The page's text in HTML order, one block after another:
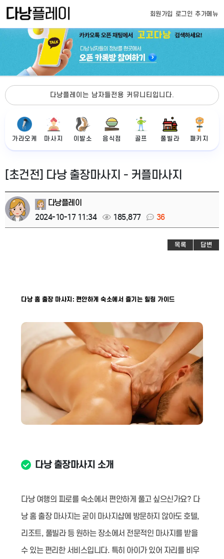
회원가입 로그인 추가메뉴
다낭플레이는 남자들전용 커뮤니티입니다.
가라오케 마사지 이발소 음식점 골프 풀빌라 패키지
[초건전] 다낭 출장마사지 - 커플마사지
다낭플레이
2024-10-17 11:34
185,877 36
목록 답변
다낭 홈 출장 마사지: 편안하게 숙소에서 즐기는 힐링 가이드
다낭 출장마사지 소개
다낭 여행의 피로를 숙소에서 편안하게 풀고 싶으신가요? 다
낭 홈 출장 마사지는 굳이 마사지샵에 방문하지 않아도 호텔,
리조트, 풀빌라 등 원하는 장소에서 전문적인 마사지를 받을
수 있는 편리한 서비스입니다. 특히 아이가 있어 자리를 비우